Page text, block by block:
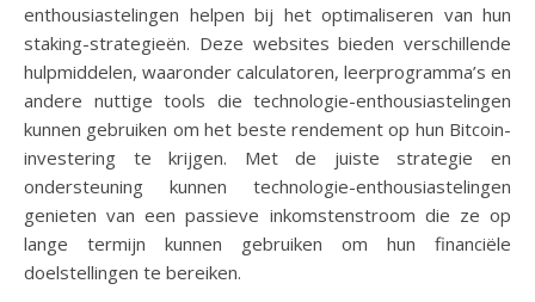
enthousiastelingen helpen bij het optimaliseren van hun
staking-strategieën. Deze websites bieden verschillende
hulpmiddelen, waaronder calculatoren, leerprogramma’s en
andere nuttige tools die technologie-enthousiastelingen
kunnen gebruiken om het beste rendement op hun Bitcoin-
investering te krijgen. Met de juiste strategie en
ondersteuning kunnen technologie-enthousiastelingen
genieten van een passieve inkomstenstroom die ze op
lange termijn kunnen gebruiken om hun financiële
doelstellingen te bereiken.